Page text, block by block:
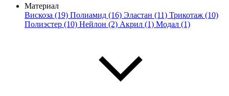
Материал
Вискоза (19) Полиамид (16) Эластан (11) Трикотаж (10)
Полиэстер (10) Нейлон (2) Акрил (1) Модал (1)